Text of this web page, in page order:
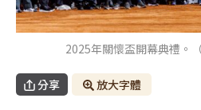
2025年關懷盃開幕典禮。
分享 放大字體